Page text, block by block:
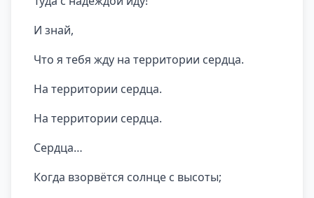
И знай,
Что я тебя жду на территории сердца.
На территории сердца.
На территории сердца.
Сердца…
Когда взорвётся солнце с высоты;